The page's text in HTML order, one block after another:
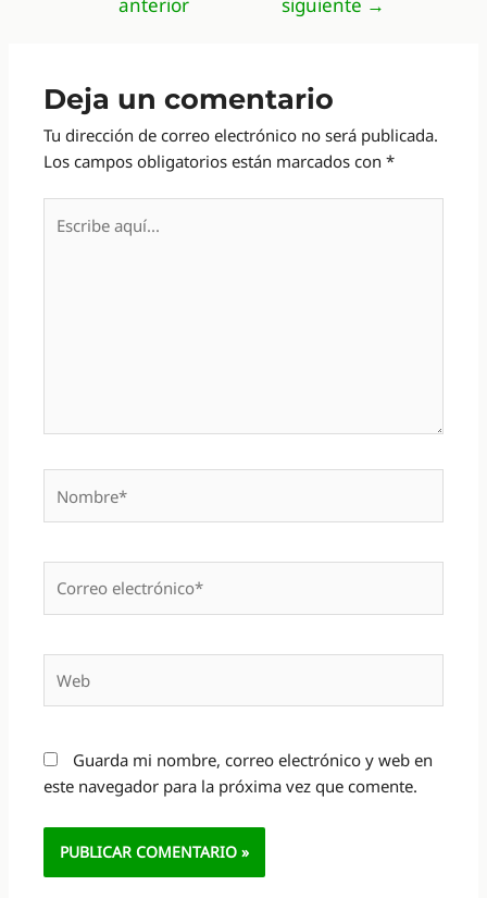
entradasanterior siguiente →
Deja un comentario
Tu dirección de correo electrónico no será publicada.
Los campos obligatorios están marcados con*
aquí...
electrónico*
Guarda mi nombre, correo electrónico y web en
este navegador para la próxima vez que comente.